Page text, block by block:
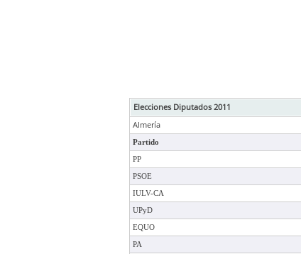
Elecciones Diputados 2011
Almería
Partido
PP
PSOE
IULV-CA
UPyD
EQUO
PA